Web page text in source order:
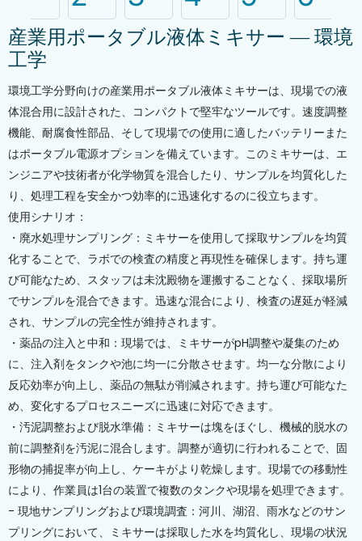
産業用ポータブル液体ミキサー ― 環境
工学
環境工学分野向けの産業用ポータブル液体ミキサーは、現場での液
体混合用に設計された、コンパクトで堅牢なツールです。速度調整
機能、耐腐食性部品、そして現場での使用に適したバッテリーまた
はポータブル電源オプションを備えています。このミキサーは、エ
ンジニアや技術者が化学物質を混合したり、サンプルを均質化した
り、処理工程を安全かつ効率的に迅速化するのに役立ちます。
使用シナリオ：
・廃水処理サンプリング：ミキサーを使用して採取サンプルを均質
化することで、ラボでの検査の精度と再現性を確保します。持ち運
び可能なため、スタッフは未沈殿物を運搬することなく、採取場所
でサンプルを混合できます。迅速な混合により、検査の遅延が軽減
され、サンプルの完全性が維持されます。
・薬品の注入と中和：現場では、ミキサーがpH調整や凝集のため
に、注入剤をタンクや池に均一に分散させます。均一な分散により
反応効率が向上し、薬品の無駄が削減されます。持ち運び可能なた
め、変化するプロセスニーズに迅速に対応できます。
・汚泥調整および脱水準備：ミキサーは塊をほぐし、機械的脱水の
前に調整剤を汚泥に混合します。調整が適切に行われることで、固
形物の捕捉率が向上し、ケーキがより乾燥します。現場での移動性
により、作業員は1台の装置で複数のタンクや現場を処理できます。
- 現地サンプリングおよび環境調査：河川、湖沼、雨水などのサン
プリングにおいて、ミキサーは採取した水を均質化し、現場の状況